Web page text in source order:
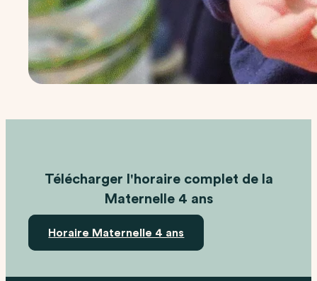
Télécharger l'horaire complet de la
Maternelle 4 ans
Horaire Maternelle 4 ans